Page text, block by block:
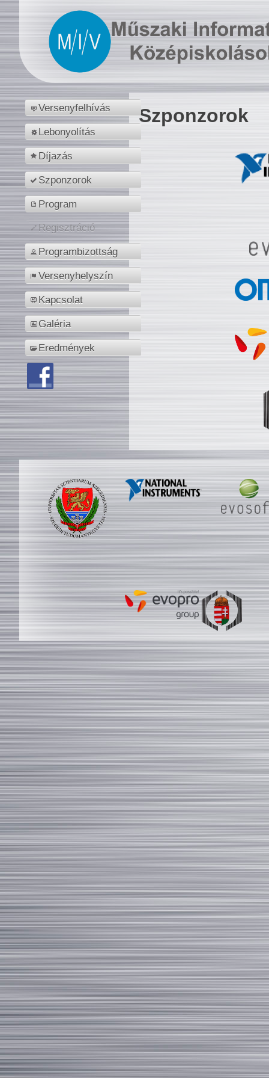
Versenyfelhívás
Lebonyolítás
Díjazás
Szponzorok
Program
Regisztráció
Programbizottság
Versenyhelyszín
Kapcsolat
Galéria
Eredmények
Szponzorok